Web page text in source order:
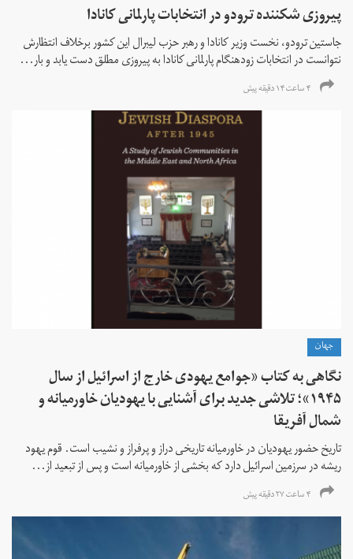
پیروزی شکننده ترودو در انتخابات پارلمانی کانادا
جاستین ترودو، نخست وزیر کانادا و رهبر حزب لیبرال این کشور برخلاف انتظارش
نتوانست در انتخابات زود‌هنگام پارلمانی کانادا به پیروزی مطلق دست یابد و بار...
۴ ساعت ۱۴ دقیقه پیش
جهان
نگاهی به کتاب «جوامع یهودی خارج از اسرائیل از سال
۱۹۴۵»؛ تلاشی جدید برای آشنایی با یهودیان خاورمیانه و
شمال آفریقا
تاریخ حضور یهودیان در خاورمیانه تاریخی دراز و پرفراز و نشیب است. قوم یهود
ریشه در سرزمین اسرائیل دارد که بخشی از خاورمیانه است و پس از تبعید از...
۴ ساعت ۲۷ دقیقه پیش